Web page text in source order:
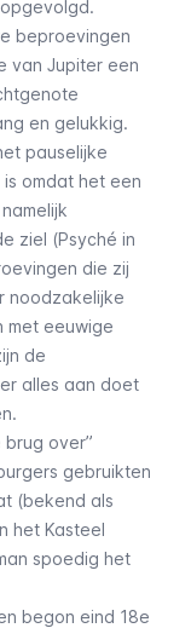
beproevingen
van Jupiter een
en gelukkig.
pauselijke
omdat het een
ziel (Psyché in
die zij
noodzakelijke
met eeuwige
de
alles aan doet
over”
gebruikten
(bekend als
het Kasteel
spoedig het
begon eind 18e